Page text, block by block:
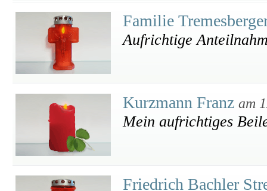
Familie
Aufrichtige
Kurzmann Franz am
Mein aufrichtiges
Friedrich Bachler